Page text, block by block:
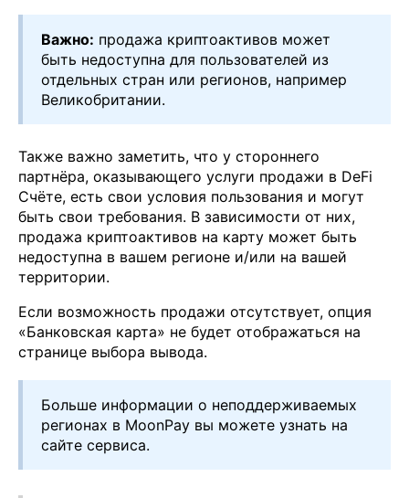
Важно: продажа криптоактивов может
быть недоступна для пользователей из
отдельных стран или регионов, например
Великобритании.
Также важно заметить, что у стороннего
партнёра, оказывающего услуги продажи в DeFi
Счёте, есть свои условия пользования и могут
быть свои требования. В зависимости от них,
продажа криптоактивов на карту может быть
недоступна в вашем регионе и/или на вашей
территории.
Если возможность продажи отсутствует, опция
«Банковская карта» не будет отображаться на
странице выбора вывода.
Больше информации о неподдерживаемых
регионах в MoonPay вы можете узнать на
сайте сервиса.